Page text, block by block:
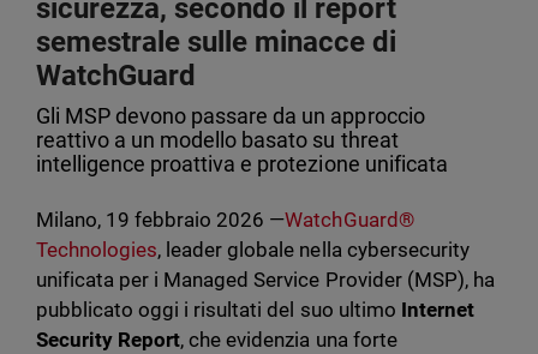
sicurezza, secondo il report
semestrale sulle minacce di
WatchGuard
Gli MSP devono passare da un approccio
reattivo a un modello basato su threat
intelligence proattiva e protezione unificata
Milano, 19 febbraio 2026 —WatchGuard®
Technologies, leader globale nella cybersecurity
unificata per i Managed Service Provider (MSP), ha
pubblicato oggi i risultati del suo ultimo Internet
Security Report, che evidenzia una forte